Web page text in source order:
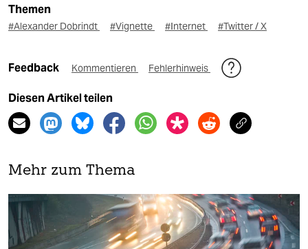
Themen
#Alexander Dobrindt #Vignette #Internet #Twitter / X
Feedback Kommentieren Fehlerhinweis
Diesen Artikel teilen
Mehr zum Thema